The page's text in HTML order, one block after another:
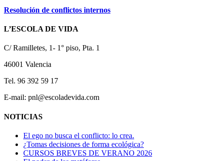
Resolución de conflictos internos
L’ESCOLA DE VIDA
C/ Ramilletes, 1- 1° piso, Pta. 1
46001 Valencia
Tel. 96 392 59 17
E-mail: pnl@escoladevida.com
NOTICIAS
El ego no busca el conflicto: lo crea.
¿Tomas decisiones de forma ecológica?
CURSOS BREVES DE VERANO 2026